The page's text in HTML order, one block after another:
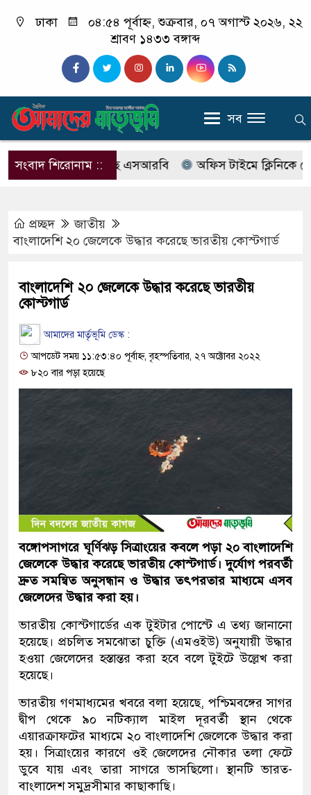
ঢাকা
০৪:৫৪ পূর্বাহ্ন, শুক্রবার, ০৭ অগাস্ট ২০২৬, ২২
শ্রাবণ ১৪৩৩ বঙ্গাব্দ
সব
সংবাদ শিরোনাম ::
নাম বদলে আসছে এসআরবি অফিস টাইমে ক্লিনিকে রোগী
প্রচ্ছদ
জাতীয়
বাংলাদেশি ২০ জেলেকে উদ্ধার করেছে ভারতীয় কোস্টগার্ড
বাংলাদেশি ২০ জেলেকে উদ্ধার করেছে ভারতীয়
কোস্টগার্ড
আমাদের মার্তৃভূমি ডেস্ক :
আপডেট সময় ১১:৫৩:৪০ পূর্বাহ্ন, বৃহস্পতিবার, ২৭ অক্টোবর ২০২২
৮২০ বার পড়া হয়েছে
বঙ্গোপসাগরে ঘূর্ণিঝড় সিত্রাংয়ের কবলে পড়া ২০ বাংলাদেশি
জেলেকে উদ্ধার করেছে ভারতীয় কোস্টগার্ড। দুর্যোগ পরবর্তী
দ্রুত সমন্বিত অনুসন্ধান ও উদ্ধার তৎপরতার মাধ্যমে এসব
জেলেদের উদ্ধার করা হয়।
ভারতীয় কোস্টগার্ডের এক টুইটার পোস্টে এ তথ্য জানানো
হয়েছে। প্রচলিত সমঝোতা চুক্তি (এমওইউ) অনুযায়ী উদ্ধার
হওয়া জেলেদের হস্তান্তর করা হবে বলে টুইটে উল্লেখ করা
হয়েছে।
ভারতীয় গণমাধ্যমের খবরে বলা হয়েছে, পশ্চিমবঙ্গের সাগর
দ্বীপ থেকে ৯০ নটিক্যাল মাইল দূরবর্তী স্থান থেকে
এয়ারক্রাফটের মাধ্যমে ২০ বাংলাদেশি জেলেকে উদ্ধার করা
হয়। সিত্রাংয়ের কারণে ওই জেলেদের নৌকার তলা ফেটে
ডুবে যায় এবং তারা সাগরে ভাসছিলো। স্থানটি ভারত-
বাংলাদেশ সমুদ্রসীমার কাছাকাছি।